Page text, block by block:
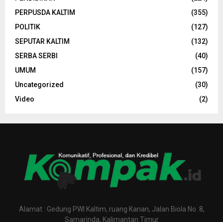
PERPUSDA KALTIM
(355)
POLITIK
(127)
SEPUTAR KALTIM
(132)
SERBA SERBI
(40)
UMUM
(157)
Uncategorized
(30)
Video
(2)
Alamat : Gedung PWI Kaltim, ruang Kanan, Jalan Biola No. 8,
Samarinda, Kalimantan Timur